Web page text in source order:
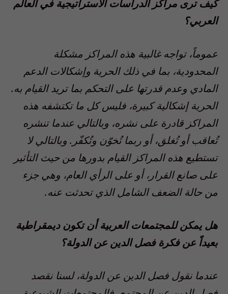
كيف ترى مراكز الدراسات الاستراتيجية في العالم
العربي؟
عموماً، تواجه غالبية هذه المراكز مشكلة
المحدودية، بما في ذلك الحرية وإشكالات الدعم
المادي وعدم قدرتها على التحكم بما تريد القيام به.
الحرية إشكالية كبيرة، فليس كل ما تكتشفه هذه
المراكز قادرة على نشره، وبالتالي عندما تنشره
تُعاقب أو تُغلق، أو ربما تُخوّن وتُكفّر. وبالتالي لا
تستطيع هذه المراكز القيام بدورها من حيث التأثير
على صانع القرار، أو على الرأي العام، وهي جزء
من حالة الضعف الشامل الذي تحدثت عنه.
هل يمكن للمجتمعات العربية أن تكون ديمقراطية
بعيداً عن فكرة فصل الدين عن الدولة؟
عندما نقول فصل الدين عن الدولة، لسنا نقصد